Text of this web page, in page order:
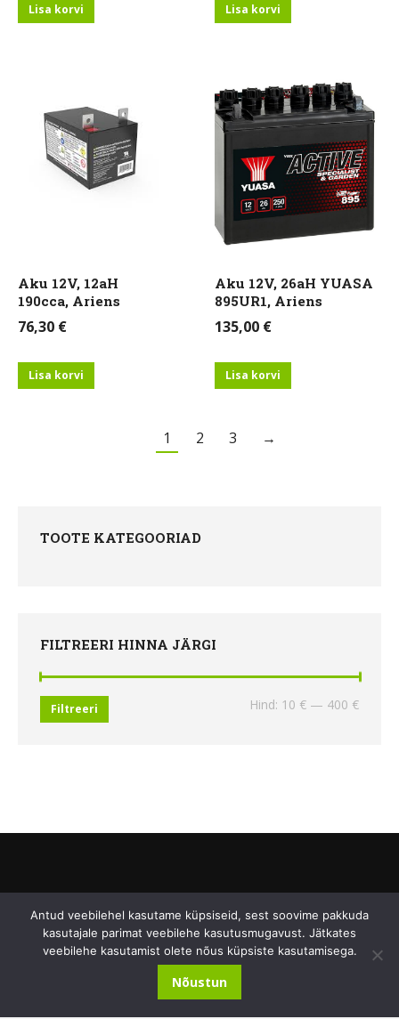
Lisa korvi Lisa korvi
Aku 12V, 12aH
190cca, Ariens
76,30 €
Lisa korvi
Aku 12V, 26aH YUASA
895UR1, Ariens
135,00 €
Lisa korvi
1 2 3 →
TOOTE KATEGOORIAD
FILTREERI HINNA JÄRGI
Filtreeri Hind: 10 € — 400 €
Kopli 1A-5, Otepää linn, Otepää vald, Valga mk, 67403
+372 5557 0798
Antud veebilehel kasutame küpsiseid, sest soovime pakkuda
kasutajale parimat veebilehe kasutusmugavust. Jätkates
veebilehe kasutamist olete nõus küpsiste kasutamisega.
Nõustun